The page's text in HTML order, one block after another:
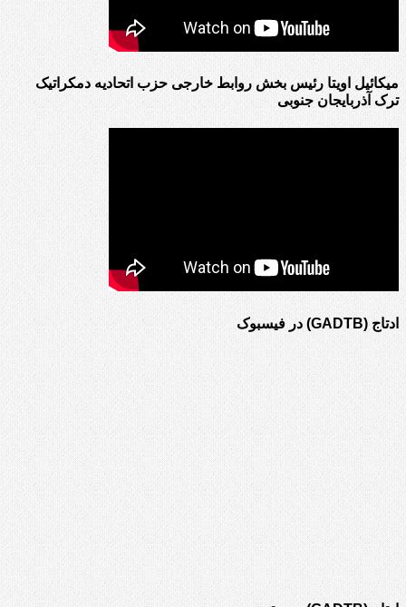
میکائیل اویتا رئیس بخش روابط خارجی حزب اتحادیه دمکراتیک
ترک آذربایجان جنوبی
ادتاج (GADTB) در فیسبوک